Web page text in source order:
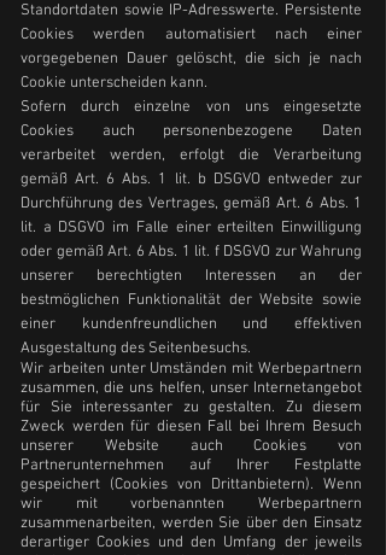
Standortdaten sowie IP-Adresswerte. Persistente
Cookies werden automatisiert nach einer
vorgegebenen Dauer gelöscht, die sich je nach
Cookie unterscheiden kann.
Sofern durch einzelne von uns eingesetzte
Cookies auch personenbezogene Daten
verarbeitet werden, erfolgt die Verarbeitung
gemäß Art. 6 Abs. 1 lit. b DSGVO entweder zur
Durchführung des Vertrages, gemäß Art. 6 Abs. 1
lit. a DSGVO im Falle einer erteilten Einwilligung
oder gemäß Art. 6 Abs. 1 lit. f DSGVO zur Wahrung
unserer berechtigten Interessen an der
bestmöglichen Funktionalität der Website sowie
einer kundenfreundlichen und effektiven
Ausgestaltung des Seitenbesuchs.
Wir arbeiten unter Umständen mit Werbepartnern
zusammen, die uns helfen, unser Internetangebot
für Sie interessanter zu gestalten. Zu diesem
Zweck werden für diesen Fall bei Ihrem Besuch
unserer Website auch Cookies von
Partnerunternehmen auf Ihrer Festplatte
gespeichert (Cookies von Drittanbietern). Wenn
wir mit vorbenannten Werbepartnern
zusammenarbeiten, werden Sie über den Einsatz
derartiger Cookies und den Umfang der jeweils